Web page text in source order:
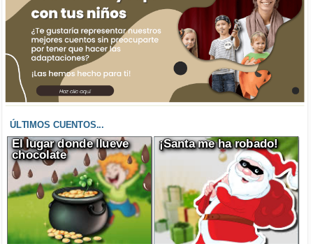
ÚLTIMOS CUENTOS...
El lugar donde llueve
chocolate
¡Santa me ha robado!